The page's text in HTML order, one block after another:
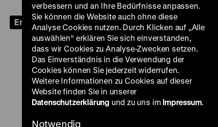
Erhältlich im Online-Shop
Zu
unserer
Zu
unserer
YouTube
Zu
unserer
Zu
unserer
LinkedIn
Zu
Zu
verbessern und an Ihre Bedürfnisse anpassen.
Sie können die Website auch ohne diese
Analyse Cookies nutzen. Durch Klicken auf „Alle
auswählen“ erklären Sie sich einverstanden,
dass wir Cookies zu Analyse-Zwecken setzen.
Das Einverständnis in die Verwendung der
Cookies können Sie jederzeit widerrufen.
Weitere Informationen zu Cookies auf dieser
Website finden Sie in unserer
Datenschutzerklärung und zu uns im Impressum.
Notwendig